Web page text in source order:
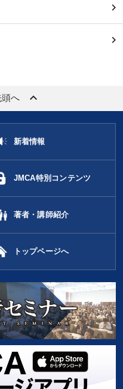
へ keyboard_arrow_up
新着情報
JMCA特別コンテンツ
著者・講師紹介
トップページへ